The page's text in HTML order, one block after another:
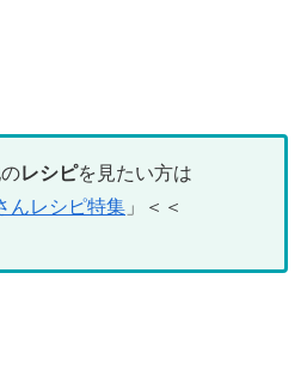
レシピを見たい方は
んレシピ特集 」＜＜